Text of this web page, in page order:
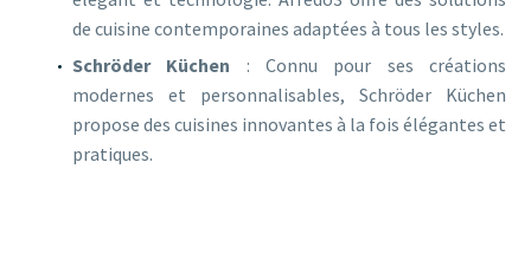
de cuisine contemporaines adaptées à tous les styles.
Schröder Küchen : Connu pour ses créations
modernes et personnalisables, Schröder Küchen
propose des cuisines innovantes à la fois élégantes et
pratiques.